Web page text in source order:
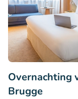
Overnachting
Brugge